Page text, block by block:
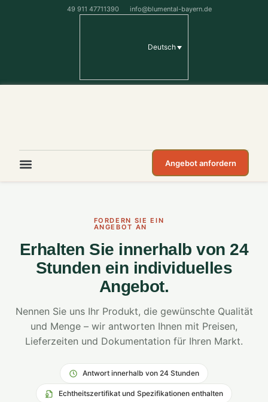
49 911 47711390 info@blumental-bayern.de
Deutsch
Angebot anfordern
FORDERN SIE EIN
ANGEBOT AN
Erhalten Sie innerhalb von 24
Stunden ein individuelles
Angebot.
Nennen Sie uns Ihr Produkt, die gewünschte Qualität
und Menge – wir antworten Ihnen mit Preisen,
Lieferzeiten und Dokumentation für Ihren Markt.
Antwort innerhalb von 24 Stunden
Echtheitszertifikat und Spezifikationen enthalten